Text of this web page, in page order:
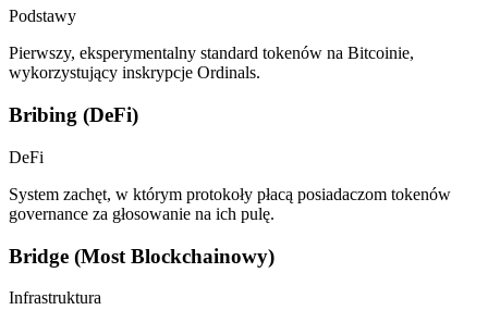
Podstawy
Pierwszy, eksperymentalny standard tokenów na Bitcoinie,
wykorzystujący inskrypcje Ordinals.
Bribing (DeFi)
DeFi
System zachęt, w którym protokoły płacą posiadaczom tokenów
governance za głosowanie na ich pulę.
Bridge (Most Blockchainowy)
Infrastruktura